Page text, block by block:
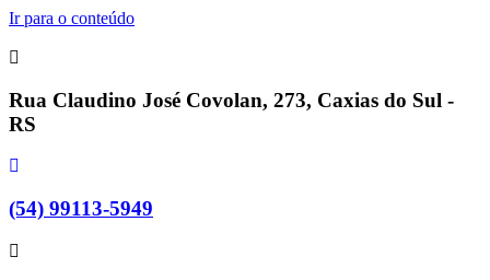
Ir para o conteúdo
Rua Claudino José Covolan, 273, Caxias do Sul -
RS
(54) 99113-5949